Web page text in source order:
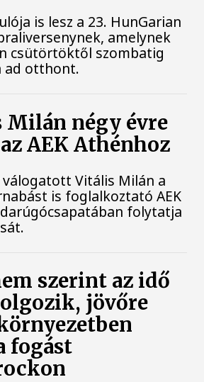
is lesz a 23. HunGarian
amelynek
csütörtöktől szombatig
ad otthont.
négy évre
AEK Athénhoz
válogatott Vitális Milán a
is foglalkoztató AEK
folytatja
szerint az idő
jövőre
fogást